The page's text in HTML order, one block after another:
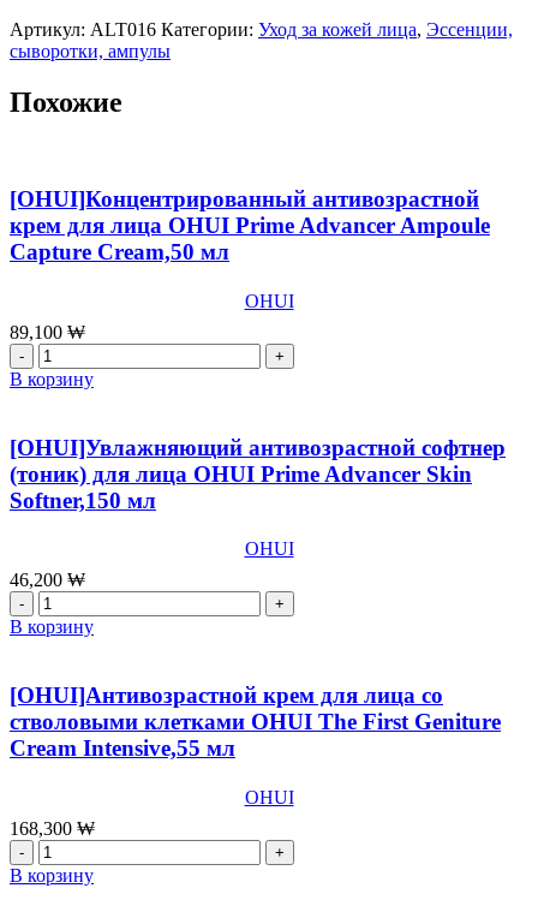
Артикул: ALT016 Категории: Уход за кожей лица, Эссенции,
сыворотки, ампулы
Похожие
[OHUI]Концентрированный антивозрастной
крем для лица OHUI Prime Advancer Ampoule
Capture Cream,50 мл
OHUI
89,100 ₩
Количество
товара
[OHUI]Концентрированный
крем
для
лица
OHUI
Ampoule
Capture
Cream,50
мл
В корзину
[OHUI]Увлажняющий антивозрастной софтнер
(тоник) для лица ОHUI Prime Advancer Skin
Softner,150 мл
OHUI
46,200 ₩
Количество
товара
софтнер
(тоник)
для
лица
Advancer
Skin
Softner,150
мл
В корзину
[OHUI]Антивозрастной крем для лица со
стволовыми клетками OHUI The First Geniture
Cream Intensive,55 мл
OHUI
168,300 ₩
Количество
товара
[OHUI]Антивозрастной
В корзину